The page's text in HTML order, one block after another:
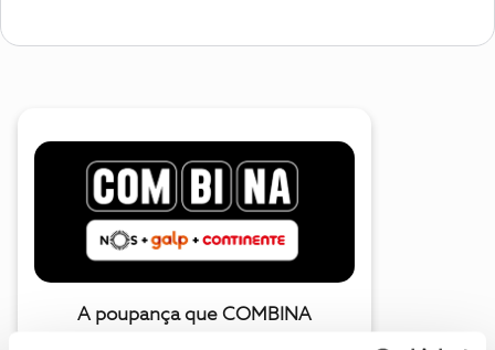
A poupança que COMBINA